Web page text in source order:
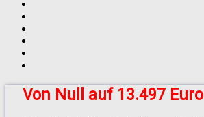
Von Null auf 13.497